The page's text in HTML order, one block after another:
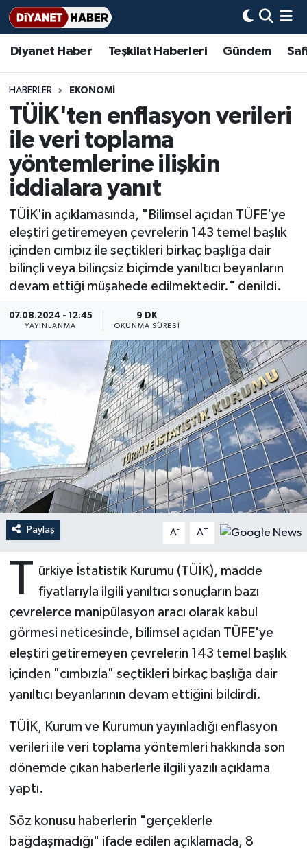
Diyanet Haber Teşkilat Haberleri Gündem
HABERLER EKONOMİ
TÜİK'ten enflasyon verileri
ile veri toplama
yöntemlerine ilişkin
iddialara yanıt
TÜİK'in açıklamasında, "Bilimsel açıdan TÜFE'ye
eleştiri getiremeyen çevrelerin 143 temel başlık
içinden cımbız ile seçtikleri birkaç başlığa dair
bilinçli veya bilinçsiz biçimde yanıltıcı beyanların
devam ettiği müşahede edilmektedir." denildi.
07.08.2024 - 12:45
YAYINLANMA
9 DK
OKUNMA SÜRESI
Paylaş A- A+
T ürkiye İstatistik Kurumu (TÜİK), madde
fiyatlarıyla ilgili yanıltıcı sonuçların bazı
çevrelerce manipülasyon aracı olarak kabul
görmesi neticesinde, bilimsel açıdan TÜFE'ye
eleştiri getiremeyen çevrelerin 143 temel başlık
içinden "cımbızla" seçtikleri birkaç başlığa dair
yanıltıcı beyanlarının devam ettiğini bildirdi.
TÜİK, Kurum ve Kurumun yayınladığı enflasyon
verileri ile veri toplama yöntemleri hakkında son
dönemde çıkan haberlerle ilgili yazılı açıklama
yaptı.
Söz konusu haberlerin "gerçeklerle
bağdaşmadığı" ifade edilen açıklamada, 8
Diyanet Haber
Teşkilat Haberleri
Adana Müftülüğü
Adıyaman Müftülüğü
Afyonkarahisar Müftülüğü
Ağrı Müftülüğü
Aksaray Müftülüğü
Amasya Müftülüğü
Ankara Müftülüğü
Antalya Müftülüğü
Ardahan Müftülüğü
Artvin Müftülüğü
Aydın Müftülüğü
Balıkesir Müftülüğü
Bartın Müftülüğü
Batman Müftülüğü
Bayburt Müftülüğü
Bilecik Müftülüğü
Bingöl Müftülüğü
Bitlis Müftülüğü
Bolu Müftülüğü
Bursa Müftülüğü
Çanakkale Müftülüğü
Çankırı Müftülüğü
Gündem
#Keşfet
Bir Ayet
Bir Hikaye
Biyografiler
Dini kavramlar
Diyanet Bilgi
Diyanet Takvimi
Dualar
Hadislerle İslam
Kudüs
Mukabele
Peygamberimizin Hayatı
Ramazan
Sahabeler
Zekat
Basında Bugün
DİYANET eKİTAP
Diyanet Dergi
Aile Dergisi
Aylık Dergi
Hutbeler
DİYANET AKADEMİ
DİYANET GENÇLİK
DİYANET RADYO/TV
DEPREM
Dünya
Eğitim
İmam Hatip Okulları
Kültür-Sanat
Aile
Sağlık
Makaleler
Başmakale
Duyurular
Podcast
Hadis-i Şerifler
Hayat Okumaları
Bilim, Teknoloji
Nöbetçi Eczaneler
Hava Durumu
Ankara Namaz Vakitleri
Trafik Durumu
Süper Lig Puan Durumu ve Fikstür
Tüm Manşetler
Son Dakika Haberleri
Haber Arşivi